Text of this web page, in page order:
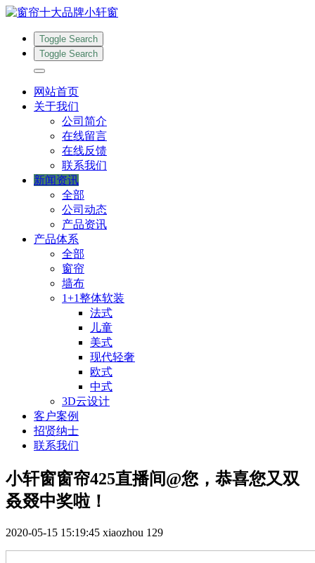
Toggle Search
Toggle Search
网站首页
关于我们
公司简介
在线留言
在线反馈
联系我们
新闻资讯
全部
公司动态
产品资讯
产品体系
全部
窗帘
墙布
1+1整体软装
法式
儿童
美式
现代轻奢
欧式
中式
3D云设计
客户案例
招贤纳士
联系我们
小轩窗窗帘425直播间@您，恭喜您又双
叒叕中奖啦！
2020-05-15 15:19:45 xiaozhou 129